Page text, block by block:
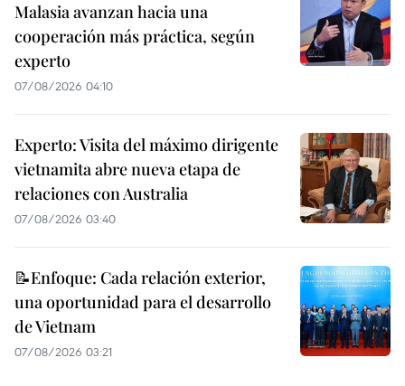
Malasia avanzan hacia una
cooperación más práctica, según
experto
07/08/2026 04:10
Experto: Visita del máximo dirigente
vietnamita abre nueva etapa de
relaciones con Australia
07/08/2026 03:40
📝Enfoque: Cada relación exterior,
una oportunidad para el desarrollo
de Vietnam
07/08/2026 03:21